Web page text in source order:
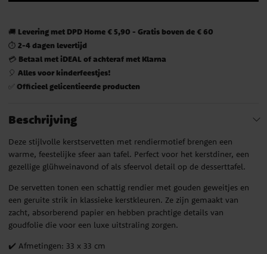
🚚 Levering met DPD Home € 5,90 - Gratis boven de € 60
⏱️ 2-4 dagen levertijd
💳 Betaal met iDEAL of achteraf met Klarna
🎈 Alles voor kinderfeestjes!
✅ Officieel gelicentieerde producten
Beschrijving
Deze stijlvolle kerstservetten met rendiermotief brengen een
warme, feestelijke sfeer aan tafel. Perfect voor het kerstdiner, een
gezellige glühweinavond of als sfeervol detail op de desserttafel.
De servetten tonen een schattig rendier met gouden geweitjes en
een geruite strik in klassieke kerstkleuren. Ze zijn gemaakt van
zacht, absorberend papier en hebben prachtige details van
goudfolie die voor een luxe uitstraling zorgen.
✔️ Afmetingen: 33 x 33 cm